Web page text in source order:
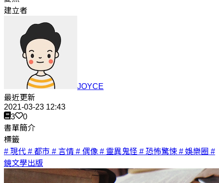
建立者
JOYCE
最近更新
2021-03-23 12:43
3
0
書單簡介
標籤
# 現代 # 都市 # 言情 # 偶像 # 靈異鬼怪 # 恐怖驚悚 # 娛樂圈 #
鏡文學出版